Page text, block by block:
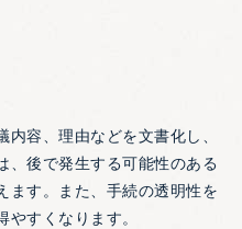
容、理由などを文書化し、
、後で発生する可能性のある
ます。また、手続の透明性を
すくなります。